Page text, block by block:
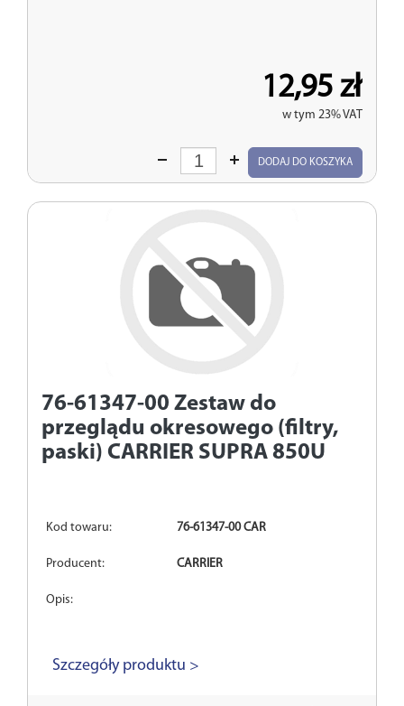
12,95 zł
w tym 23% VAT
Wprowadź
DODAJ DO KOSZYKA
76-61347-00 Zestaw do
przeglądu okresowego (filtry,
paski) CARRIER SUPRA 850U
Kod towaru: 76-61347-00 CAR
Producent: CARRIER
Opis:
Szczegóły produktu >